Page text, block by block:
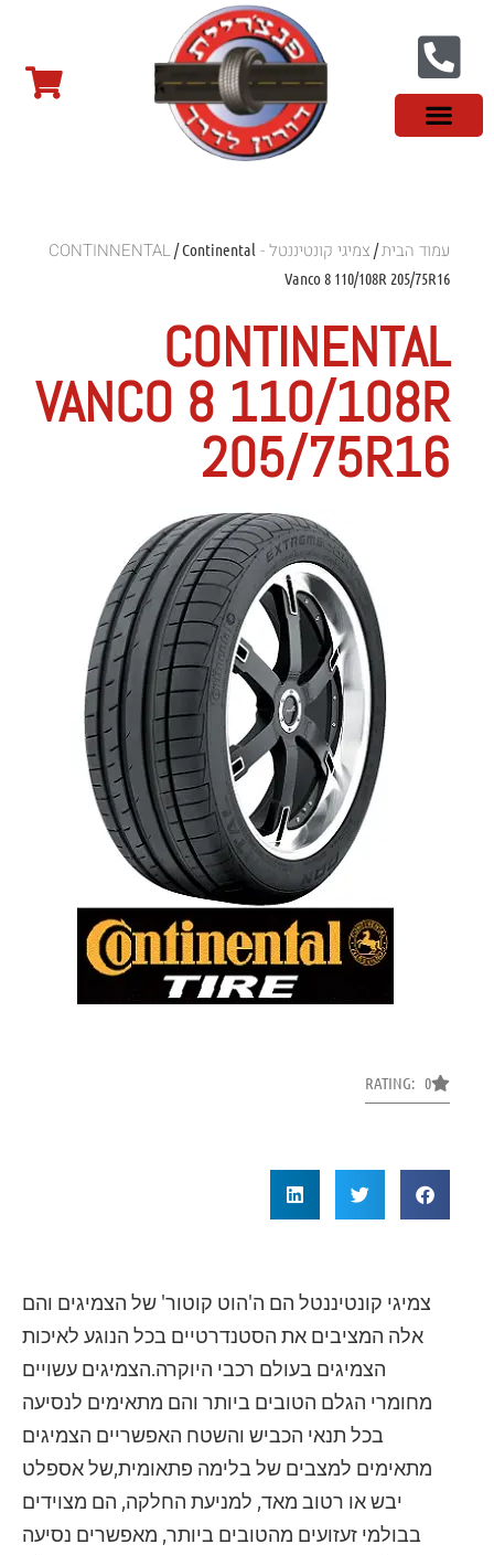
עמוד הבית/צמיגי קונטיננטל - CONTINNENTAL/ Continental
Vanco 8 110/108R 205/75R16
CONTINENTAL
VANCO 8 110/108R
205/75R16
RATING: 0
צמיגי קונטיננטל הם ה'הוט קוטור' של הצמיגים והם
אלה המציבים את הסטנדרטיים בכל הנוגע לאיכות
הצמיגים בעולם רכבי היוקרה.הצמיגים עשויים
מחומרי הגלם הטובים ביותר והם מתאימים לנסיעה
בכל תנאי הכביש והשטח האפשריים הצמיגים
מתאימים למצבים של בלימה פתאומית,של אספלט
יבש או רטוב מאד, למניעת החלקה, הם מצוידים
בבולמי זעזועים מהטובים ביותר, מאפשרים נסיעה